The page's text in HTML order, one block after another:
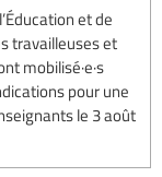
et de
travailleuses et
mobilisé·e·s
pour une
le 3 août